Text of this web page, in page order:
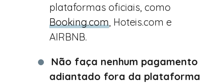
plataformas oficiais, como
Booking.com , Hoteis.com e
AIRBNB.
Não faça nenhum pagamento
adiantado fora da plataforma